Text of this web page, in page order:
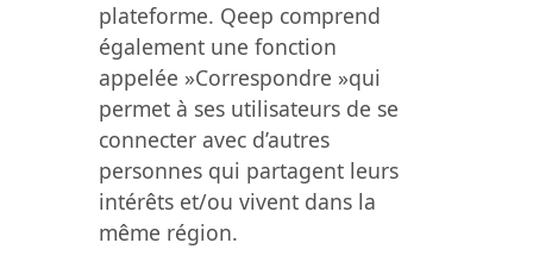
plateforme. Qeep comprend
également une fonction
appelée »Correspondre »qui
permet à ses utilisateurs de se
connecter avec d’autres
personnes qui partagent leurs
intérêts et/ou vivent dans la
même région.